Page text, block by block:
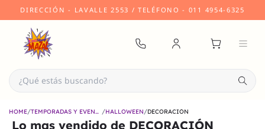
DIRECCIÓN - LAVALLE 2553 /TELÉFONO - 011 4954-6325
HOME/ TEMPORADAS Y EVENTOS /HALLOWEEN/DECORACIÓN
Lo mas vendido de DECORACIÓN